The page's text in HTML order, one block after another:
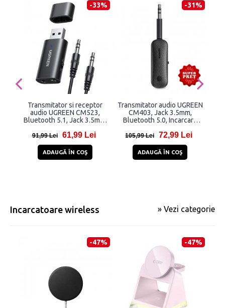
-33%
Transmitator si receptor
audio UGREEN CM523,
Bluetooth 5.1, Jack 3.5mm,
91,99 Lei 61,99 Lei
ADAUGĂ ÎN COŞ
-31%
Transmitator audio UGREEN
CM403, Jack 3.5mm,
Bluetooth 5.0, Incarcare
105,99 Lei 72,99 Lei
ADAUGĂ ÎN COŞ
Incarcatoare wireless » Vezi categorie
-47% -47%